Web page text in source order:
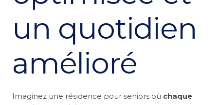
un quotidien
amélioré
Imaginez une résidence pour seniors où chaque